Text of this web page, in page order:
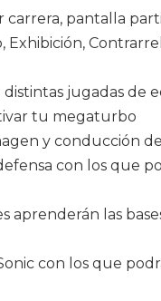
pantalla
Exhibición,
jugadas de
tu megaturbo
y conducción
con los que
aprenderán las
con los que